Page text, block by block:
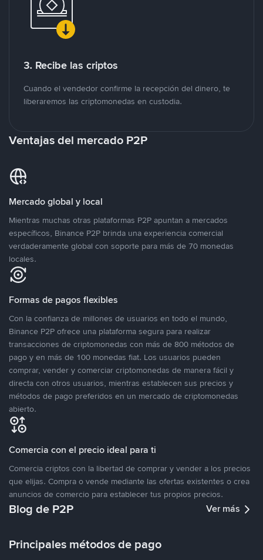
3. Recibe las criptos
Cuando el vendedor confirme la recepción del dinero, te
liberaremos las criptomonedas en custodia.
Ventajas del mercado P2P
Mercado global y local
Mientras muchas otras plataformas P2P apuntan a mercados
específicos, Binance P2P brinda una experiencia comercial
verdaderamente global con soporte para más de 70 monedas
locales.
Formas de pagos flexibles
Con la confianza de millones de usuarios en todo el mundo,
Binance P2P ofrece una plataforma segura para realizar
transacciones de criptomonedas con más de 800 métodos de
pago y en más de 100 monedas fiat. Los usuarios pueden
comprar, vender y comerciar criptomonedas de manera fácil y
directa con otros usuarios, mientras establecen sus precios y
métodos de pago preferidos en un mercado de criptomonedas
abierto.
Comercia con el precio ideal para ti
Comercia criptos con la libertad de comprar y vender a los precios
que elijas. Compra o vende mediante las ofertas existentes o crea
anuncios de comercio para establecer tus propios precios.
Blog de P2P Ver más
Principales métodos de pago